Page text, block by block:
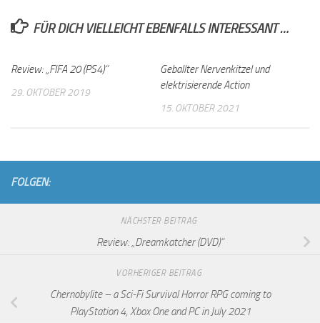
FÜR DICH VIELLEICHT EBENFALLS INTERESSANT …
Review: „FIFA 20 (PS4)“
29. OKTOBER 2019
Geballter Nervenkitzel und
elektrisierende Action
15. OKTOBER 2021
FOLGEN:
NÄCHSTER BEITRAG
Review: „Dreamkatcher (DVD)“
VORHERIGER BEITRAG
Chernobylite – a Sci-Fi Survival Horror RPG coming to
PlayStation 4, Xbox One and PC in July 2021